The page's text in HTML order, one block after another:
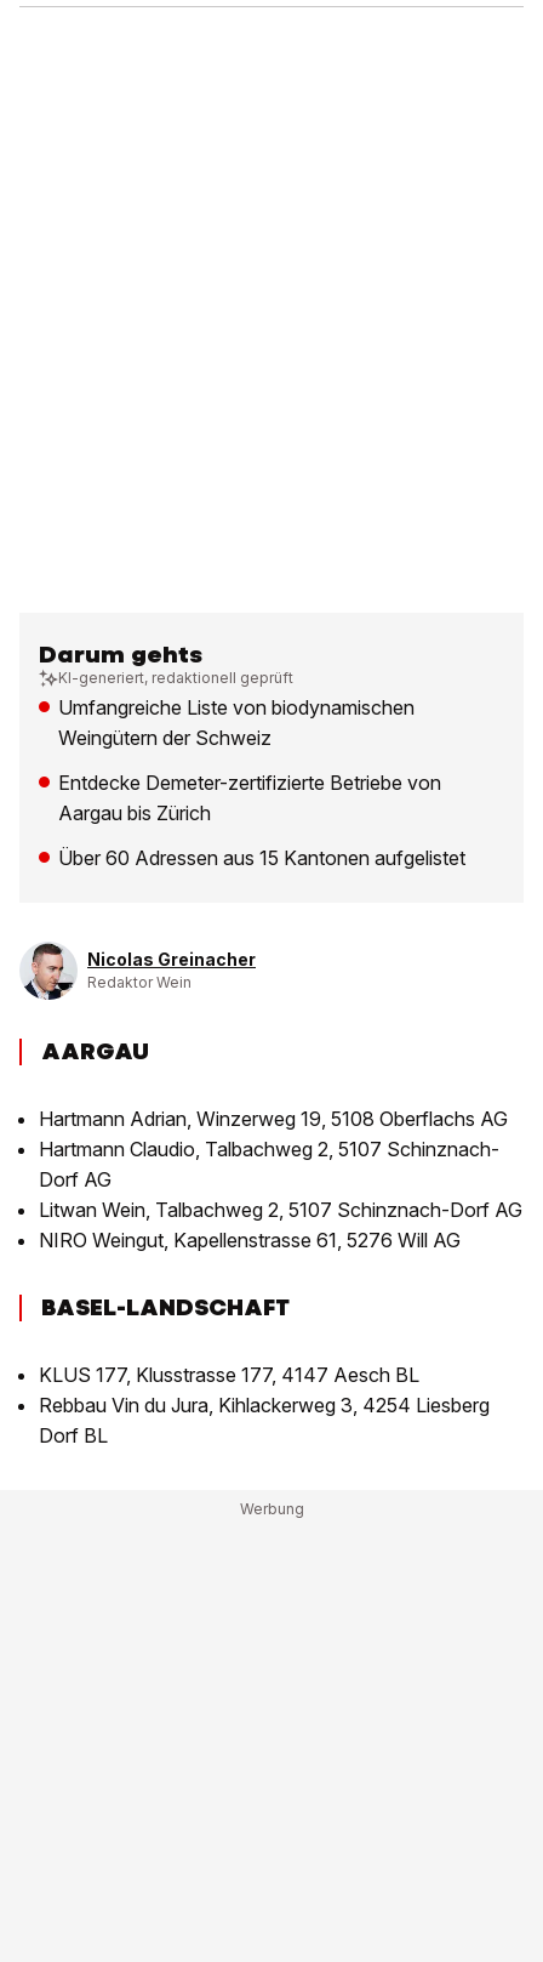
Darum gehts
KI-generiert, redaktionell geprüft
Umfangreiche Liste von biodynamischen
Weingütern der Schweiz
Entdecke Demeter-zertifizierte Betriebe von
Aargau bis Zürich
Über 60 Adressen aus 15 Kantonen aufgelistet
Nicolas Greinacher
Redaktor Wein
AARGAU
Hartmann Adrian, Winzerweg 19, 5108 Oberflachs AG
Hartmann Claudio, Talbachweg 2, 5107 Schinznach-
Dorf AG
Litwan Wein, Talbachweg 2, 5107 Schinznach-Dorf AG
NIRO Weingut, Kapellenstrasse 61, 5276 Will AG
BASEL-LANDSCHAFT
KLUS 177, Klusstrasse 177, 4147 Aesch BL
Rebbau Vin du Jura, Kihlackerweg 3, 4254 Liesberg
Dorf BL